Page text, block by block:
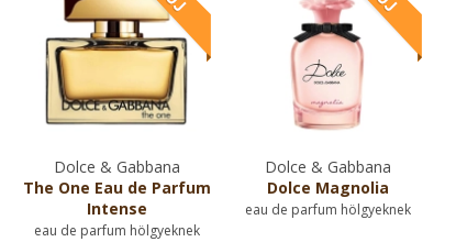
Dolce & Gabbana
The One Eau de Parfum
Intense
eau de parfum hölgyeknek
Dolce & Gabbana
Dolce Magnolia
eau de parfum hölgyeknek